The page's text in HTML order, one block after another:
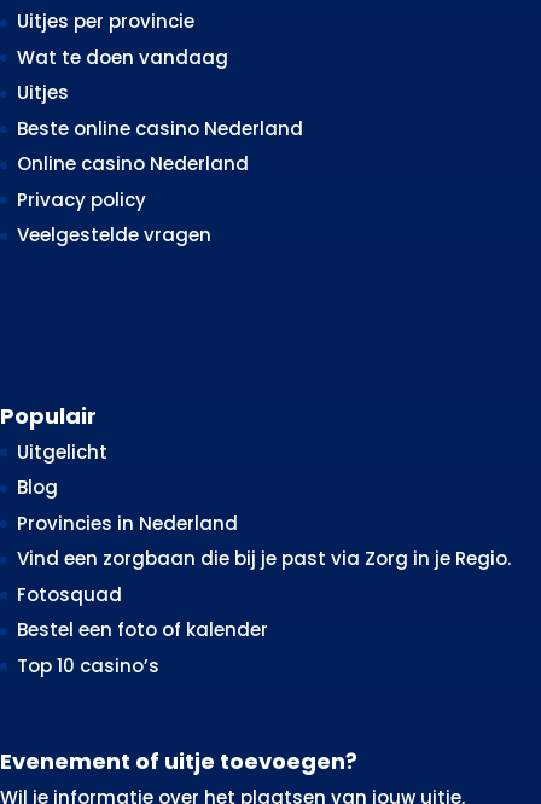
Uitjes per provincie
Wat te doen vandaag
Uitjes
Beste online casino Nederland
Online casino Nederland
Privacy policy
Veelgestelde vragen
Populair
Uitgelicht
Blog
Provincies in Nederland
Vind een zorgbaan die bij je past via Zorg in je Regio.
Fotosquad
Bestel een foto of kalender
Top 10 casino’s
Evenement of uitje toevoegen?
Wil je informatie over het plaatsen van jouw uitje,